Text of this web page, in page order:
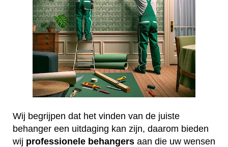
Wij begrijpen dat het vinden van de juiste
behanger een uitdaging kan zijn, daarom bieden
wij professionele behangers aan die uw wensen